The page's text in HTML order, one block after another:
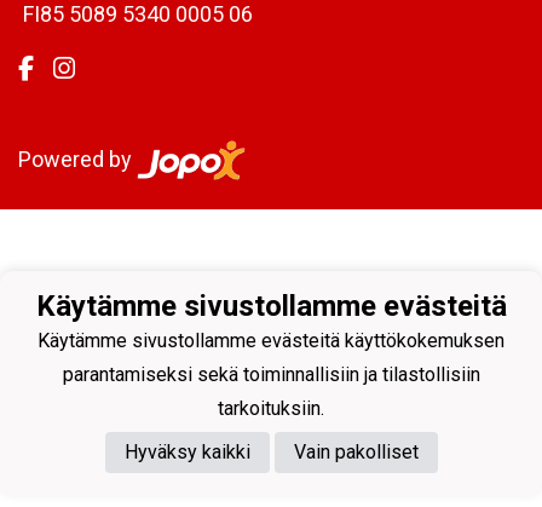
FI85 5089 5340 0005 06
Powered by
Käytämme sivustollamme evästeitä
Käytämme sivustollamme evästeitä käyttökokemuksen
parantamiseksi sekä toiminnallisiin ja tilastollisiin
tarkoituksiin.
Hyväksy kaikki
Vain pakolliset